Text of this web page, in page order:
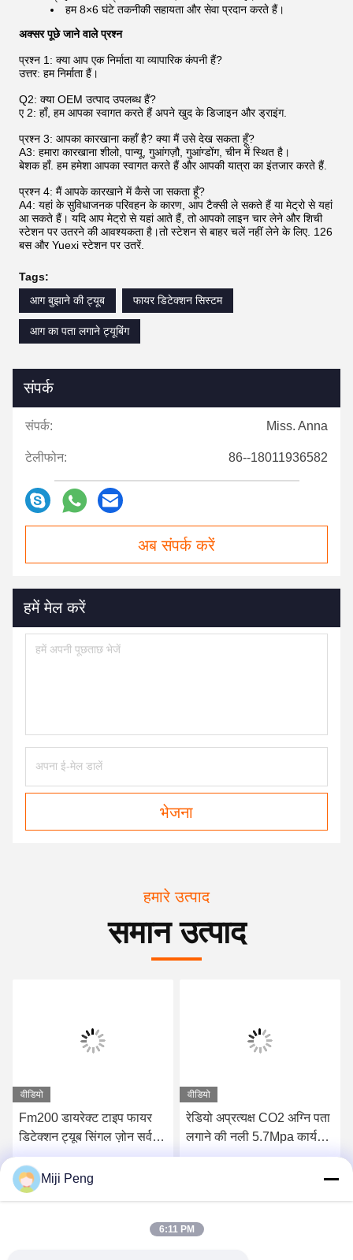
हम 8×6 घंटे तकनीकी सहायता और सेवा प्रदान करते हैं।
अक्सर पूछे जाने वाले प्रश्न
प्रश्न 1: क्या आप एक निर्माता या व्यापारिक कंपनी हैं?
उत्तर: हम निर्माता हैं।
Q2: क्या OEM उत्पाद उपलब्ध हैं?
ए 2: हाँ, हम आपका स्वागत करते हैं अपने खुद के डिजाइन और ड्राइंग.
प्रश्न 3: आपका कारखाना कहाँ है? क्या मैं उसे देख सकता हूँ?
A3: हमारा कारखाना शीलो, पान्यू, गुआंगज़ौ, गुआंग्डोंग, चीन में स्थित है।
बेशक हाँ. हम हमेशा आपका स्वागत करते हैं और आपकी यात्रा का इंतजार करते हैं.
प्रश्न 4: मैं आपके कारखाने में कैसे जा सकता हूँ?
A4: यहां के सुविधाजनक परिवहन के कारण, आप टैक्सी ले सकते हैं या मेट्रो से यहां
आ सकते हैं। यदि आप मेट्रो से यहां आते हैं, तो आपको लाइन चार लेने और शिची
स्टेशन पर उतरने की आवश्यकता है।तो स्टेशन से बाहर चलें नहीं लेने के लिए. 126
बस और Yuexi स्टेशन पर उतरें.
Tags:
आग बुझाने की ट्यूब
फायर डिटेक्शन सिस्टम
आग का पता लगाने ट्यूबिंग
संपर्क
संपर्क: Miss. Anna
टेलीफोन: 86--18011936582
अब संपर्क करें
हमें मेल करें
भेजना
हमारे उत्पाद
समान उत्पाद
वीडियो
Fm200 डायरेक्ट टाइप फायर
डिटेक्शन ट्यूब सिंगल ज़ोन सर्वर
रूम / डेटा सेंटर के लिए
सबसे अच्छी कीमत पाएं
वीडियो
रेडियो अप्रत्यक्ष CO2 अग्नि पता
लगाने की नली 5.7Mpa कार्य
दबाव उच्च गुणवत्ता सस्ती कीमत
Miji Peng
6:11 PM